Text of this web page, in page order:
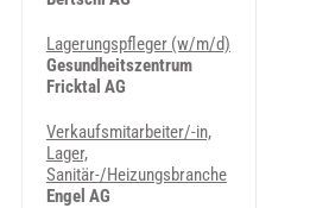
Lagerungspfleger (w/m/d)
Gesundheitszentrum
Fricktal AG
Verkaufsmitarbeiter/-in,
Lager,
Sanitär-/Heizungsbranche
Engel AG